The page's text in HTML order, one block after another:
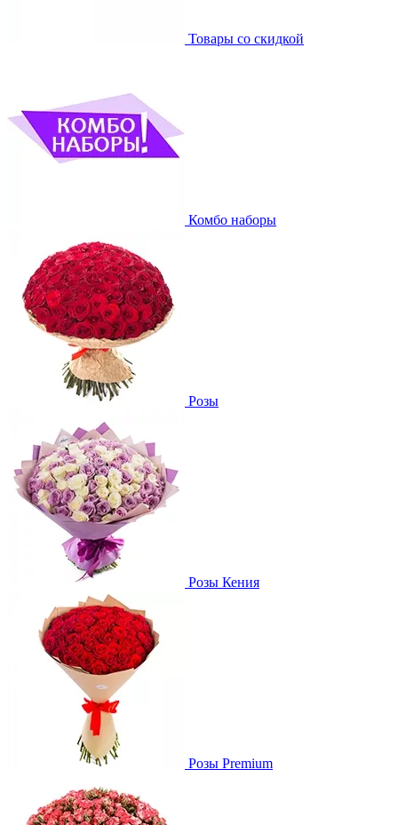
Товары со скидкой
Комбо наборы
Розы
Розы Кения
Розы Premium